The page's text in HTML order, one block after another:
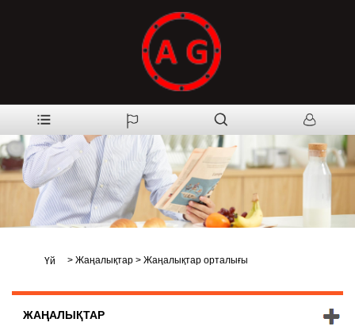
Үй > Жаңалықтар > Жаңалықтар орталығы
ЖАҢАЛЫҚТАР